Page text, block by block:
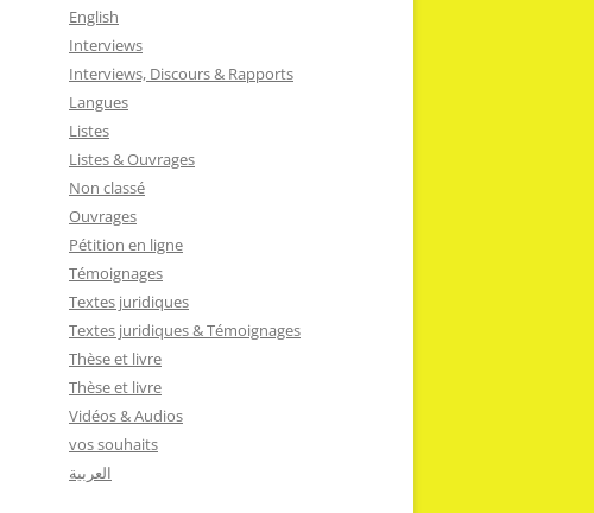
English
Interviews
Interviews, Discours & Rapports
Langues
Listes
Listes & Ouvrages
Non classé
Ouvrages
Pétition en ligne
Témoignages
Textes juridiques
Textes juridiques & Témoignages
Thèse et livre
Thèse et livre
Vidéos & Audios
vos souhaits
العربية